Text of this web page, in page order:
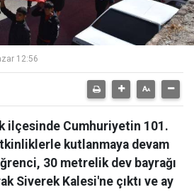
12:56
ilçesinde Cumhuriyetin 101.
kutlanmaya devam
30 metrelik dev bayrağı
Siverek Kalesi'ne çıktı ve ay